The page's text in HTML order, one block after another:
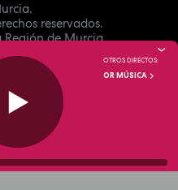
reservados.
Región de Murcia.
OTROS DIRECTOS:
OR MÚSICA